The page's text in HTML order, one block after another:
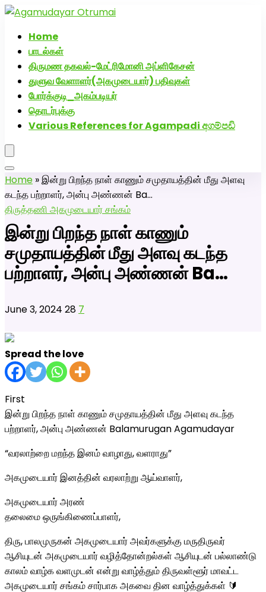
Home
பாடல்கள்
திருமண தகவல்-மேட்ரிமோனி அப்ளிகேசன்
துளுவ வேளாளர்(அகமுடையார்) பதிவுகள்
போர்க்குடி_அகம்படியர்
தொடர்புக்கு
Various References for Agampadi අගම්පඩි
Home »இன்று பிறந்த நாள் காணும் சமுதாயத்தின் மீது அளவு
கடந்த பற்றாளர், அன்பு அண்ணன் Ba…
திருத்தணி அகமுடையார் சங்கம்
இன்று பிறந்த நாள் காணும்
சமுதாயத்தின் மீது அளவு கடந்த
பற்றாளர், அன்பு அண்ணன் Ba…
June 3, 2024 28 7
Spread the love
First
இன்று பிறந்த நாள் காணும் சமுதாயத்தின் மீது அளவு கடந்த
பற்றாளர், அன்பு அண்ணன் Balamurugan Agamudayar
“வரலாற்றை மறந்த இனம் வாழாது, வளராது”
அகமுடையார் இனத்தின் வரலாற்று ஆய்வாளர்,
அகமுடையார் அரண்
தலைமை ஒருங்கிணைப்பாளர்,
திரு, பாலமுருகன் அகமுடையார் அவர்களுக்கு மருதிருவர்
ஆசியுடன் அகமுடையார் வழித்தோன்றல்கள் ஆசியுடன் பல்லாண்டு
காலம் வாழ்க வளமுடன் என்று வாழ்த்தும் திருவள்ளூர் மாவட்ட
அகமுடையார் சங்கம் சார்பாக அகவை தின வாழ்த்துக்கள் 🔰
அகமுடையார் திருமண வரன்களுக்கு அகமுடையார்மேட்ரி-